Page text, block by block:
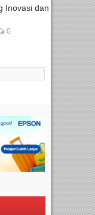
Inovasi dan
0